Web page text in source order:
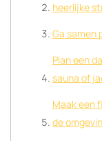
heerlijke
Ga samen
Plan een
sauna of
Maak een
de